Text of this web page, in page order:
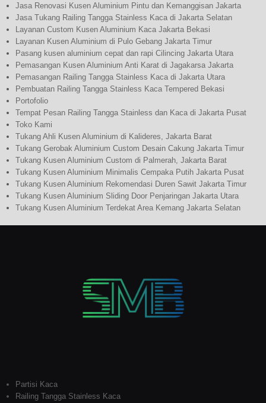
Jasa Renovasi Kusen Aluminium Pintu dan Kemanggisan Jakarta
Jasa Tukang Railing Tangga Stainless Kaca di Jakarta Selatan
Layanan Custom Kusen Aluminium Kaca Jakarta Bekasi
Layanan Kusen Aluminium di Pulo Gebang Jakarta Timur
Pasang kusen aluminium cepat dan rapi Cilincing Jakarta Utara
Pemasangan Kusen Aluminium Anti Karat di Jagakarsa Jakarta
Pemasangan Railing Tangga Stainless Kaca di Jakarta Utara
Pembuatan Railing Tangga Stainless Kaca Tempered Bekasi
Portofolio
Tempat Pesan Railing Tangga Stainless dan Kaca di Jakarta Pusat
Toko Kami
Tukang Ahli Kusen Aluminium di Kalideres, Jakarta Barat
Tukang Gerobak Aluminium Custom Desain Cakung Jakarta Timur
Tukang Kusen Aluminium Custom di Palmerah, Jakarta Barat
Tukang Kusen Aluminium Minimalis Cempaka Putih Jakarta Pusat
Tukang Kusen Aluminium Rekomendasi Duren Sawit Jakarta Timur
Tukang Kusen Aluminium Sliding Door Penjaringan Jakarta Utara
Tukang Kusen Aluminium Terdekat Area Kemang Jakarta Selatan
Partisi Kaca
Railing Tangga Stainless Kaca